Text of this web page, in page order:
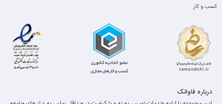
کسب و کار
درباره فاواتک